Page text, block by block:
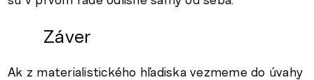
Záver
Ak z materialistického hľadiska vezmeme do úvahy